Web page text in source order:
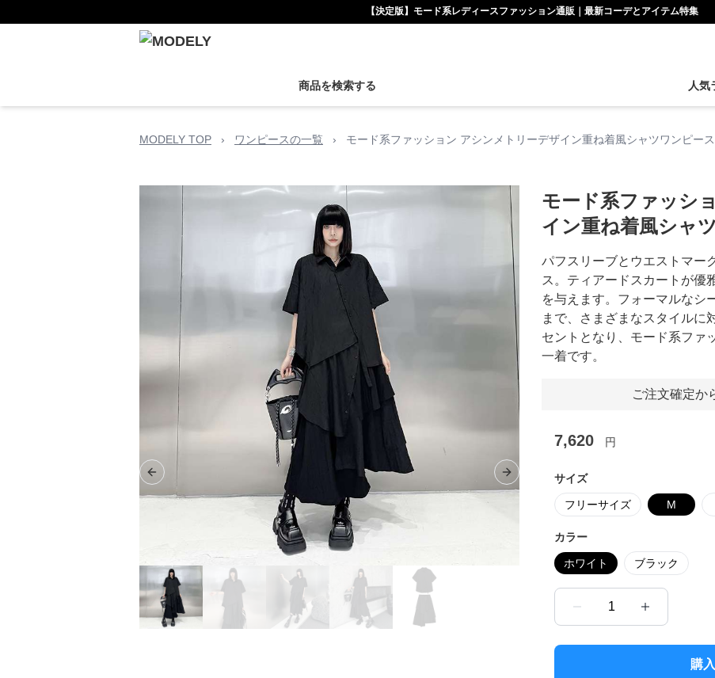
【決定版】モード系レディースファッション通販｜最新コーデとアイテム特集
商品を検索する 人気
MODELY TOP › ワンピースの一覧 › モード系ファッション アシンメトリーデザイン重ね着風シャツワンピース
Previous slide Next slide
モード系ファッシ
イン重ね着風シャ
パフスリーブとウエストマー
ス。ティアードスカートが優
を与えます。フォーマルなシ
まで、さまざまなスタイルに
セントとなり、モード系ファ
一着です。
ご注文確定か
7,620 円
サイズ
フリーサイズ M
カラー
ホワイト ブラック
1
購